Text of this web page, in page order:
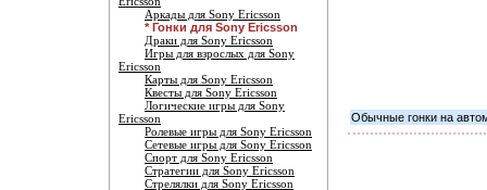
Аркады для Sony Ericsson
* Гонки для Sony Ericsson
Драки для Sony Ericsson
Игры для взрослых для Sony
Ericsson
Карты для Sony Ericsson
Квесты для Sony Ericsson
Логические игры для Sony
Ericsson
Ролевые игры для Sony Ericsson
Сетевые игры для Sony Ericsson
Спорт для Sony Ericsson
Стратегии для Sony Ericsson
Стрелялки для Sony Ericsson
Обычные гонки на